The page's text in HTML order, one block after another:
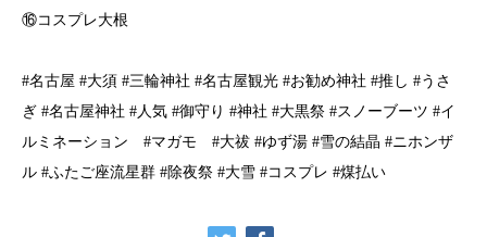
⑯コスプレ大根
#名古屋 #大須 #三輪神社 #名古屋観光 #お勧め神社 #推し #うさ
ぎ #名古屋神社 #人気 #御守り #神社 #大黒祭 #スノーブーツ #イ
ルミネーション #マガモ #大祓 #ゆず湯 #雪の結晶 #ニホンザ
ル #ふたご座流星群 #除夜祭 #大雪 #コスプレ #煤払い